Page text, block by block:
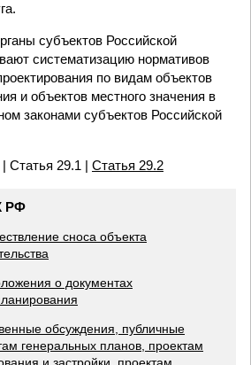
субъектов Российской
систематизацию нормативов
по видам объектов
и объектов местного значения в
законами субъектов Российской
| Статья 29.1 | Статья 29.2
РФ
сноса объекта
о документах
обсуждения, публичные
генеральных планов, проектам